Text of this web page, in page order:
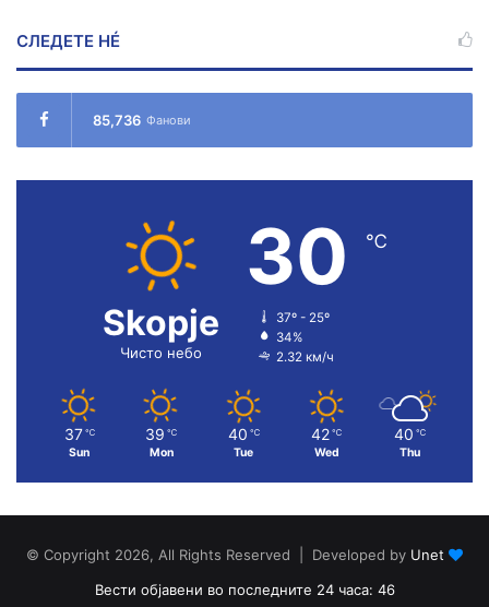
СЛЕДЕТЕ НÉ
85,736 Фанови
Skopje
Чисто небо
30 ℃
37º - 25º
34%
2.32 км/ч
37 ℃
Sun
39 ℃
Mon
40 ℃
Tue
42 ℃
Wed
40 ℃
Thu
© Copyright 2026, All Rights Reserved | Developed by Unet
Вести објавени во последните 24 часа: 46